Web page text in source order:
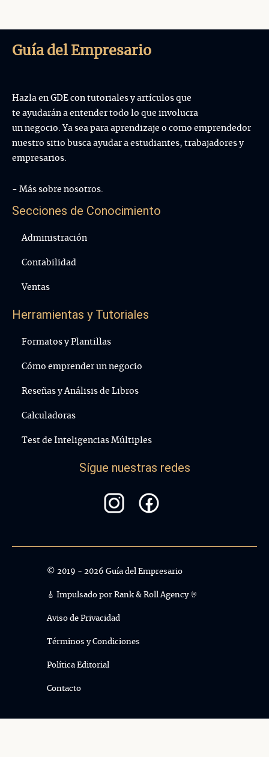
Guía del Empresario
Hazla en GDE con tutoriales y artículos que
te ayudarán a entender todo lo que involucra
un negocio. Ya sea para aprendizaje o como emprendedor
nuestro sitio busca ayudar a estudiantes, trabajadores y
empresarios.
- Más sobre nosotros.
Secciones de Conocimiento
Administración
Contabilidad
Ventas
Herramientas y Tutoriales
Formatos y Plantillas
Cómo emprender un negocio
Reseñas y Análisis de Libros
Calculadoras
Test de Inteligencias Múltiples
Sígue nuestras redes
© 2019 - 2026 Guía del Empresario
🎸 Impulsado por Rank & Roll Agency 🤘
Aviso de Privacidad
Términos y Condiciones
Política Editorial
Contacto